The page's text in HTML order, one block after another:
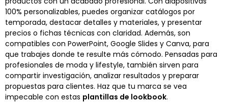
100% personalizables, puedes organizar catálogos por
temporada, destacar detalles y materiales, y presentar
precios o fichas técnicas con claridad. Además, son
compatibles con PowerPoint, Google Slides y Canva, para
que trabajes donde te resulte más cómodo. Pensadas para
profesionales de moda y lifestyle, también sirven para
compartir investigación, analizar resultados y preparar
propuestas para clientes. Haz que tu marca se vea
impecable con estas plantillas de lookbook.